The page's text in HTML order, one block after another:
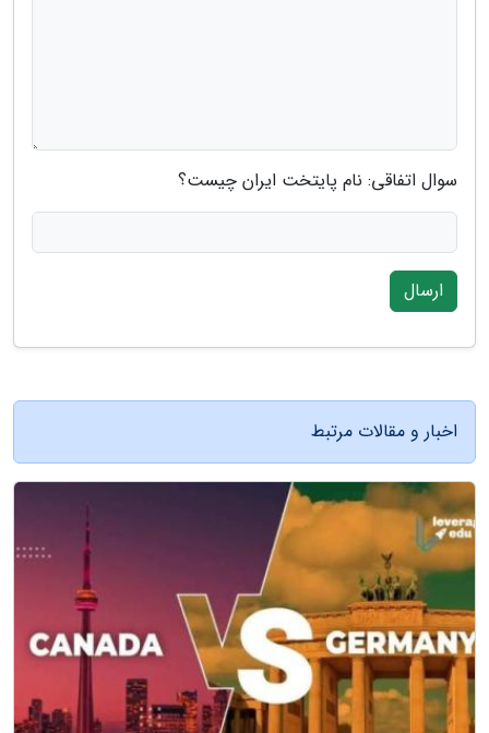
سوال اتفاقی: نام پایتخت ایران چیست؟
ارسال
اخبار و مقالات مرتبط